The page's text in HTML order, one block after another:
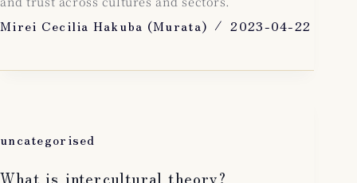
Mirei Cecilia Hakuba (Murata) 2023-04-22
uncategorised
What is intercultural theory?